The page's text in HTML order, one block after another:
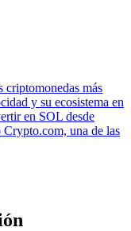
criptomonedas más
y su ecosistema en
en SOL desde
una de las